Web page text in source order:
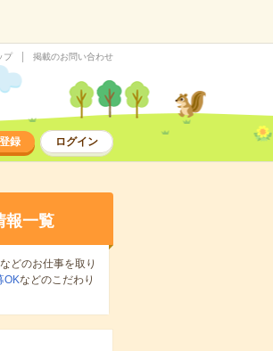
プ 掲載のお問い合わせ
録 ログイン
報一覧
などのお仕事を取り
OKなどのこだわり